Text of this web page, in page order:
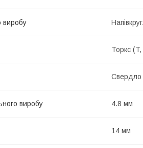
виробу
Торкс
Свердло
виробу 4.8 мм
14 мм